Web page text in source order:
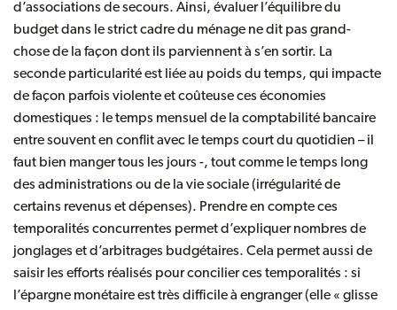
d’associations de secours. Ainsi, évaluer l’équilibre du
budget dans le strict cadre du ménage ne dit pas grand-
chose de la façon dont ils parviennent à s’en sortir. La
seconde particularité est liée au poids du temps, qui impacte
de façon parfois violente et coûteuse ces économies
domestiques : le temps mensuel de la comptabilité bancaire
entre souvent en conflit avec le temps court du quotidien – il
faut bien manger tous les jours -, tout comme le temps long
des administrations ou de la vie sociale (irrégularité de
certains revenus et dépenses). Prendre en compte ces
temporalités concurrentes permet d’expliquer nombres de
jonglages et d’arbitrages budgétaires. Cela permet aussi de
saisir les efforts réalisés pour concilier ces temporalités : si
l’épargne monétaire est très difficile à engranger (elle « glisse